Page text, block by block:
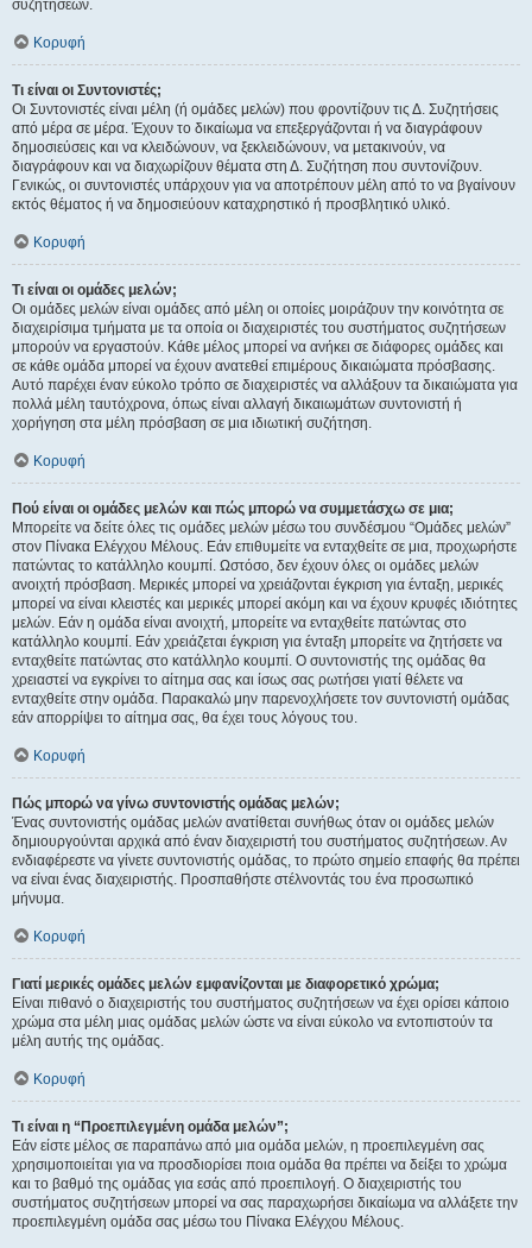
συζητήσεων.
Κορυφή
Τι είναι οι Συντονιστές;
Οι Συντονιστές είναι μέλη (ή ομάδες μελών) που φροντίζουν τις Δ. Συζητήσεις
από μέρα σε μέρα. Έχουν το δικαίωμα να επεξεργάζονται ή να διαγράφουν
δημοσιεύσεις και να κλειδώνουν, να ξεκλειδώνουν, να μετακινούν, να
διαγράφουν και να διαχωρίζουν θέματα στη Δ. Συζήτηση που συντονίζουν.
Γενικώς, οι συντονιστές υπάρχουν για να αποτρέπουν μέλη από το να βγαίνουν
εκτός θέματος ή να δημοσιεύουν καταχρηστικό ή προσβλητικό υλικό.
Κορυφή
Τι είναι οι ομάδες μελών;
Οι ομάδες μελών είναι ομάδες από μέλη οι οποίες μοιράζουν την κοινότητα σε
διαχειρίσιμα τμήματα με τα οποία οι διαχειριστές του συστήματος συζητήσεων
μπορούν να εργαστούν. Κάθε μέλος μπορεί να ανήκει σε διάφορες ομάδες και
σε κάθε ομάδα μπορεί να έχουν ανατεθεί επιμέρους δικαιώματα πρόσβασης.
Αυτό παρέχει έναν εύκολο τρόπο σε διαχειριστές να αλλάξουν τα δικαιώματα για
πολλά μέλη ταυτόχρονα, όπως είναι αλλαγή δικαιωμάτων συντονιστή ή
χορήγηση στα μέλη πρόσβαση σε μια ιδιωτική συζήτηση.
Κορυφή
Πού είναι οι ομάδες μελών και πώς μπορώ να συμμετάσχω σε μια;
Μπορείτε να δείτε όλες τις ομάδες μελών μέσω του συνδέσμου “Ομάδες μελών”
στον Πίνακα Ελέγχου Μέλους. Εάν επιθυμείτε να ενταχθείτε σε μια, προχωρήστε
πατώντας το κατάλληλο κουμπί. Ωστόσο, δεν έχουν όλες οι ομάδες μελών
ανοιχτή πρόσβαση. Μερικές μπορεί να χρειάζονται έγκριση για ένταξη, μερικές
μπορεί να είναι κλειστές και μερικές μπορεί ακόμη και να έχουν κρυφές ιδιότητες
μελών. Εάν η ομάδα είναι ανοιχτή, μπορείτε να ενταχθείτε πατώντας στο
κατάλληλο κουμπί. Εάν χρειάζεται έγκριση για ένταξη μπορείτε να ζητήσετε να
ενταχθείτε πατώντας στο κατάλληλο κουμπί. Ο συντονιστής της ομάδας θα
χρειαστεί να εγκρίνει το αίτημα σας και ίσως σας ρωτήσει γιατί θέλετε να
ενταχθείτε στην ομάδα. Παρακαλώ μην παρενοχλήσετε τον συντονιστή ομάδας
εάν απορρίψει το αίτημα σας, θα έχει τους λόγους του.
Κορυφή
Πώς μπορώ να γίνω συντονιστής ομάδας μελών;
Ένας συντονιστής ομάδας μελών ανατίθεται συνήθως όταν οι ομάδες μελών
δημιουργούνται αρχικά από έναν διαχειριστή του συστήματος συζητήσεων. Αν
ενδιαφέρεστε να γίνετε συντονιστής ομάδας, το πρώτο σημείο επαφής θα πρέπει
να είναι ένας διαχειριστής. Προσπαθήστε στέλνοντάς του ένα προσωπικό
μήνυμα.
Κορυφή
Γιατί μερικές ομάδες μελών εμφανίζονται με διαφορετικό χρώμα;
Είναι πιθανό ο διαχειριστής του συστήματος συζητήσεων να έχει ορίσει κάποιο
χρώμα στα μέλη μιας ομάδας μελών ώστε να είναι εύκολο να εντοπιστούν τα
μέλη αυτής της ομάδας.
Κορυφή
Τι είναι η “Προεπιλεγμένη ομάδα μελών”;
Εάν είστε μέλος σε παραπάνω από μια ομάδα μελών, η προεπιλεγμένη σας
χρησιμοποιείται για να προσδιορίσει ποια ομάδα θα πρέπει να δείξει το χρώμα
και το βαθμό της ομάδας για εσάς από προεπιλογή. Ο διαχειριστής του
συστήματος συζητήσεων μπορεί να σας παραχωρήσει δικαίωμα να αλλάξετε την
προεπιλεγμένη ομάδα σας μέσω του Πίνακα Ελέγχου Μέλους.